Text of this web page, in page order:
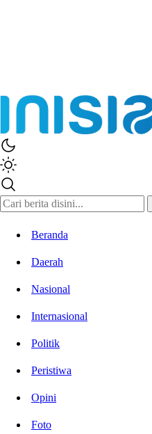
Beranda
Daerah
Nasional
Internasional
Politik
Peristiwa
Opini
Foto